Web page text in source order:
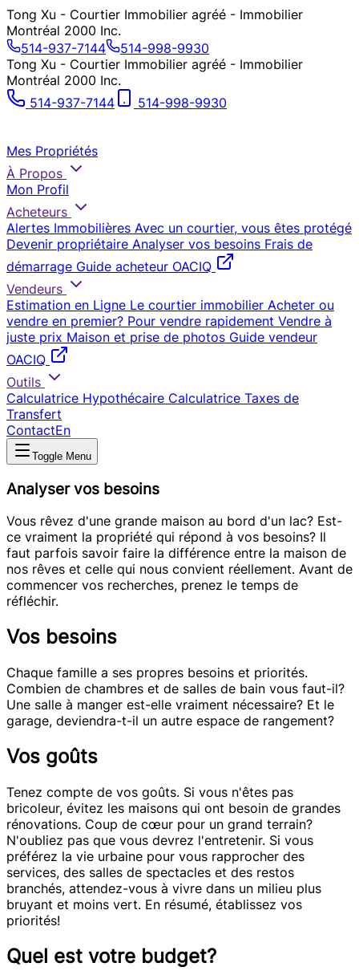
Tong Xu - Courtier Immobilier agréé - Immobilier
Montréal 2000 Inc.
514-937-7144
514-998-9930
Tong Xu - Courtier Immobilier agréé - Immobilier
Montréal 2000 Inc.
514-937-7144
514-998-9930
Mes Propriétés
À Propos
Mon Profil
Acheteurs
Alertes Immobilières Avec un courtier, vous êtes protégé
Devenir propriétaire Analyser vos besoins Frais de
démarrage Guide acheteur OACIQ
Vendeurs
Estimation en Ligne Le courtier immobilier Acheter ou
vendre en premier? Pour vendre rapidement Vendre à
juste prix Maison et prise de photos Guide vendeur
OACIQ
Outils
Calculatrice Hypothécaire Calculatrice Taxes de
Transfert
ContactEn
Toggle Menu
Analyser vos besoins
Vous rêvez d'une grande maison au bord d'un lac? Est-
ce vraiment la propriété qui répond à vos besoins? Il
faut parfois savoir faire la différence entre la maison de
nos rêves et celle qui nous convient réellement. Avant de
commencer vos recherches, prenez le temps de
réfléchir.
Vos besoins
Chaque famille a ses propres besoins et priorités.
Combien de chambres et de salles de bain vous faut-il?
Une salle à manger est-elle vraiment nécessaire? Et le
garage, deviendra-t-il un autre espace de rangement?
Vos goûts
Tenez compte de vos goûts. Si vous n'êtes pas
bricoleur, évitez les maisons qui ont besoin de grandes
rénovations. Coup de cœur pour un grand terrain?
N'oubliez pas que vous devrez l'entretenir. Si vous
préférez la vie urbaine pour vous rapprocher des
services, des salles de spectacles et des restos
branchés, attendez-vous à vivre dans un milieu plus
bruyant et moins vert. En résumé, établissez vos
priorités!
Quel est votre budget?